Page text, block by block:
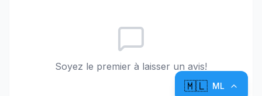
Soyez le premier à laisser un avis!
🇲🇱 ML